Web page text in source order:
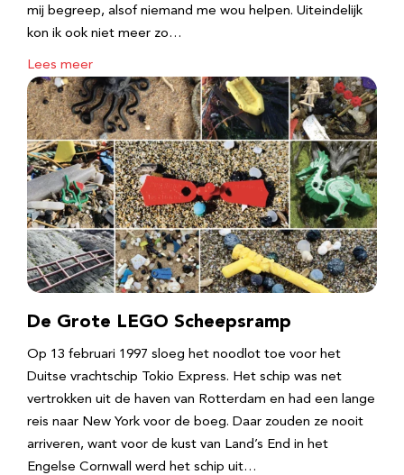
mij begreep, alsof niemand me wou helpen. Uiteindelijk
kon ik ook niet meer zo…
Lees meer
De Grote LEGO Scheepsramp
Op 13 februari 1997 sloeg het noodlot toe voor het
Duitse vrachtschip Tokio Express. Het schip was net
vertrokken uit de haven van Rotterdam en had een lange
reis naar New York voor de boeg. Daar zouden ze nooit
arriveren, want voor de kust van Land’s End in het
Engelse Cornwall werd het schip uit…